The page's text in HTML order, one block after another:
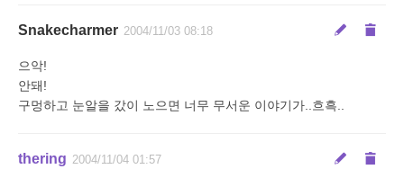
Snakecharmer 2004/11/03 08:18
으악!
안돼!
구멍하고 눈알을 갔이 노으면 너무 무서운 이야기가..흐흑..
thering 2004/11/04 01:57